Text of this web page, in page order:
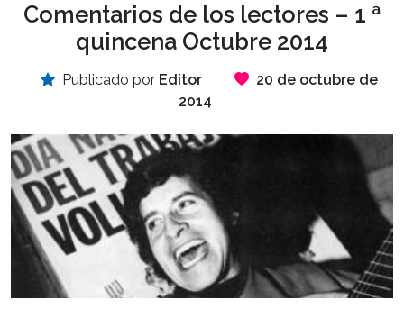
Comentarios de los lectores – 1 ª
quincena Octubre 2014
Publicado por Editor
20 de octubre de
2014